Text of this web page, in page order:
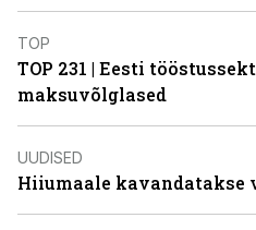
TOP
TOP 231 | Eesti
maksuvõlglased
UUDISED
Hiiumaale